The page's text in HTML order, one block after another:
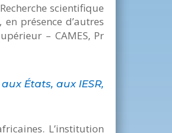
scientifique
, en présence d’autres
– CAMES, Pr
États, aux IESR,
L’institution